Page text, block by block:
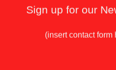
Sign up for our
(insert contact form